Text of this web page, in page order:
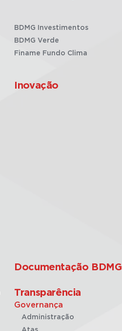
BDMG Investimentos
BDMG Verde
Finame Fundo Clima
Inovação
Documentação BDMG
Transparência
Governança
Administração